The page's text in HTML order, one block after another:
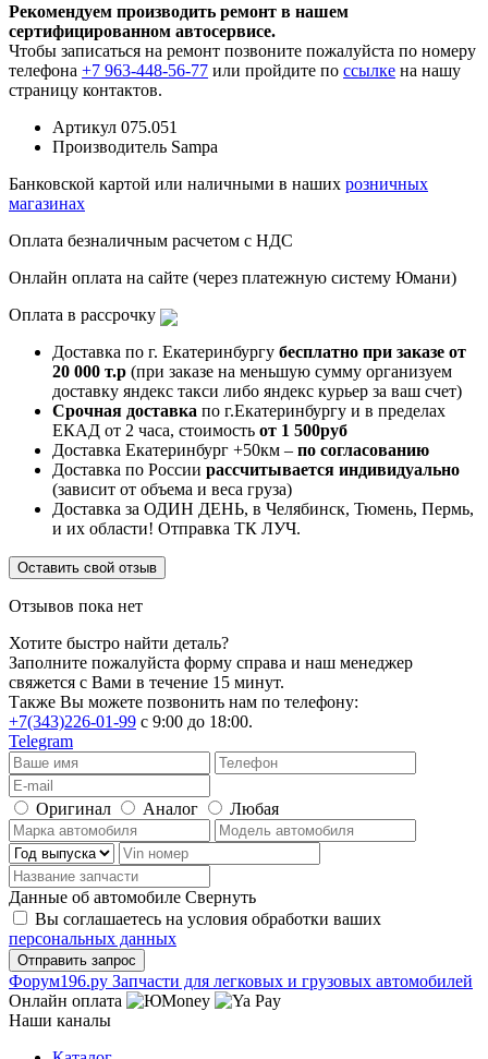
Рекомендуем производить ремонт в нашем
сертифицированном автосервисе.
Чтобы записаться на ремонт позвоните пожалуйста по номеру
телефона +7 963-448-56-77 или пройдите по ссылке на нашу
страницу контактов.
Артикул 075.051
Производитель Sampa
Банковской картой или наличными в наших розничных
магазинах
Оплата безналичным расчетом с НДС
Онлайн оплата на сайте (через платежную систему Юмани)
Оплата в рассрочку
Доставка по г. Екатеринбургу бесплатно при заказе от
20 000 т.р (при заказе на меньшую сумму организуем
доставку яндекс такси либо яндекс курьер за ваш счет)
Срочная доставка по г.Екатеринбургу и в пределах
ЕКАД от 2 часа, стоимость от 1 500руб
Доставка Екатеринбург +50км – по согласованию
Доставка по России рассчитывается индивидуально
(зависит от объема и веса груза)
Доставка за ОДИН ДЕНЬ, в Челябинск, Тюмень, Пермь,
и их области! Отправка ТК ЛУЧ.
Оставить свой отзыв
Отзывов пока нет
Хотите быстро найти деталь?
Заполните пожалуйста форму справа и наш менеджер
свяжется с Вами в течение 15 минут.
Также Вы можете позвонить нам по телефону:
+7(343)226-01-99 с 9:00 до 18:00.
Telegram
Оригинал Аналог Любая
Данные об автомобиле Свернуть
Вы соглашаетесь на условия обработки ваших
персональных данных
Фoрум196.ру Запчасти для легковых и грузовых автомобилей
Онлайн оплата
Наши каналы